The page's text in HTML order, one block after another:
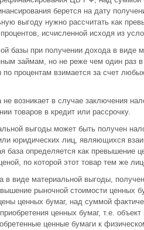
берется на дату
выгоду нужно рассчитать как
исчисленной исходя из
базы при получении дохода в виде
займам, но не реже чем один раз
по процентам взимается за счет
возникает в случае заключения
товаров в кредит или рассрочку.
выгоды может быть получен
юридических лиц, являющихся
база определяется как превышение
по которой этот товар тем же
в виде материальной выгоды,
рыночной стоимости ценных
ценных бумаг, над суммой
ценных бумаг, т.е.
ценные бумаги к